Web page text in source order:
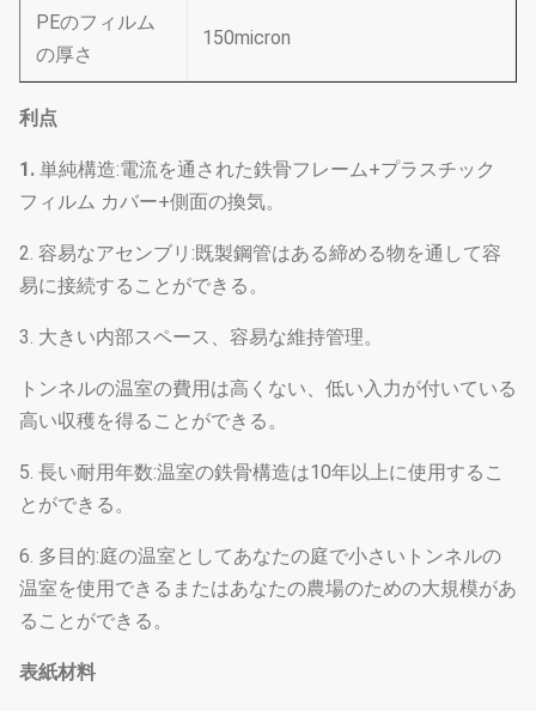
PEのフィルム
の厚さ
150micron
利点
1. 単純構造:電流を通された鉄骨フレーム+プラスチック
フィルム カバー+側面の換気。
2. 容易なアセンブリ:既製鋼管はある締める物を通して容
易に接続することができる。
3. 大きい内部スペース、容易な維持管理。
トンネルの温室の費用は高くない、低い入力が付いている
高い収穫を得ることができる。
5. 長い耐用年数:温室の鉄骨構造は10年以上に使用するこ
とができる。
6. 多目的:庭の温室としてあなたの庭で小さいトンネルの
温室を使用できるまたはあなたの農場のための大規模があ
ることができる。
表紙材料